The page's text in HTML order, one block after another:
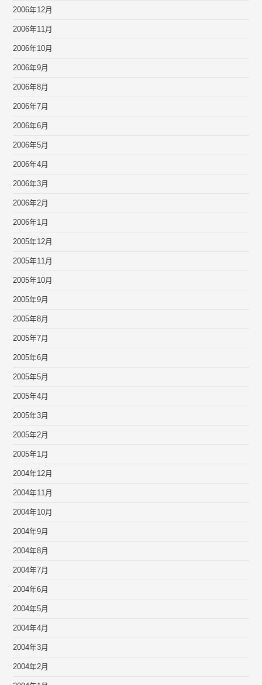
2006年12月
2006年11月
2006年10月
2006年9月
2006年8月
2006年7月
2006年6月
2006年5月
2006年4月
2006年3月
2006年2月
2006年1月
2005年12月
2005年11月
2005年10月
2005年9月
2005年8月
2005年7月
2005年6月
2005年5月
2005年4月
2005年3月
2005年2月
2005年1月
2004年12月
2004年11月
2004年10月
2004年9月
2004年8月
2004年7月
2004年6月
2004年5月
2004年4月
2004年3月
2004年2月